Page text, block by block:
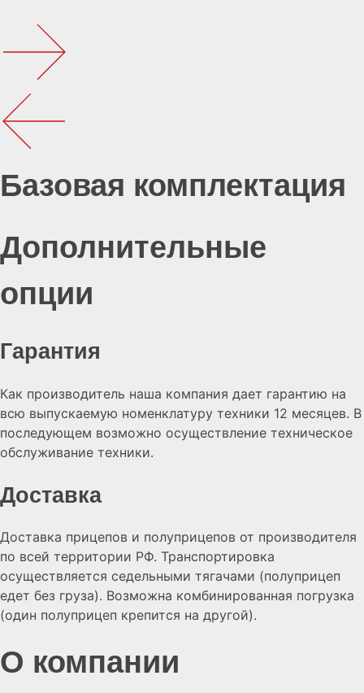
Базовая комплектация
Дополнительные
опции
Гарантия
Как производитель наша компания дает гарантию на
всю выпускаемую номенклатуру техники 12 месяцев. В
последующем возможно осуществление техническое
обслуживание техники.
Доставка
Доставка прицепов и полуприцепов от производителя
по всей территории РФ. Транспортировка
осуществляется седельными тягачами (полуприцеп
едет без груза). Возможна комбинированная погрузка
(один полуприцеп крепится на другой).
О компании